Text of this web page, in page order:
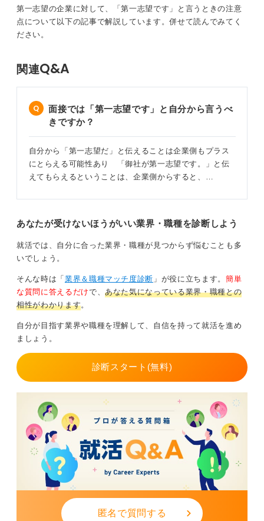
してしまう可能性も否定できません。
軸は持ちつつ視野も広く！ 最良の企業を見つけよう
結論としては、第一志望の企業を就職活動の軸としつつ
も、第二志望、第三志望の企業も視野に入れ、並行して
めです。
学生の皆さんからは普段なかなかみえにくいBtoB（企業
間取引）ビジネスをおこなっている企業のなかにも、自
身の志向性や価値観に驚くほど合致する業界や企業がみ
つかる可能性は十分にあります。
私のこれまでの調査による分析、そして多くの事例をみ
ないということです。
第一志望への強い思いは大切にしつつも、多角的な視点
を持って就職活動を進めていくことが、最終的に自身に
1
第一志望の企業に対して、「第一志望です」と言うときの注意
点について以下の記事で解説しています。併せて読んでみてく
ださい。
関連Q&A
面接では「第一志望です」と自分から言うべ
きですか？
自分から「第一志望だ」と伝えることは企業側もプラス
にとらえる可能性あり 「御社が第一志望です。」と伝
えてもらえるということは、企業側からすると、…
あなたが受けないほうがいい業界・職種を診断しよう
就活では、自分に合った業界・職種が見つからず悩むことも多
いでしょう。
そんな時は「 業界＆職種マッチ度診断 」が役に立ちます。 簡単
な質問に答えるだけで、あなた気になっている業界・職種との
相性がわかります。
自分が目指す業界や職種を理解して、自信を持って就活を進め
ましょう。
診断スタート(無料)
匿名で質問する